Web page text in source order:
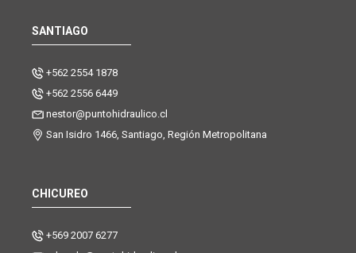
SANTIAGO
+562 2554 1878
+562 2556 6449
nestor@puntohidraulico.cl
San Isidro 1466, Santiago, Región Metropolitana
CHICUREO
+569 2007 6277